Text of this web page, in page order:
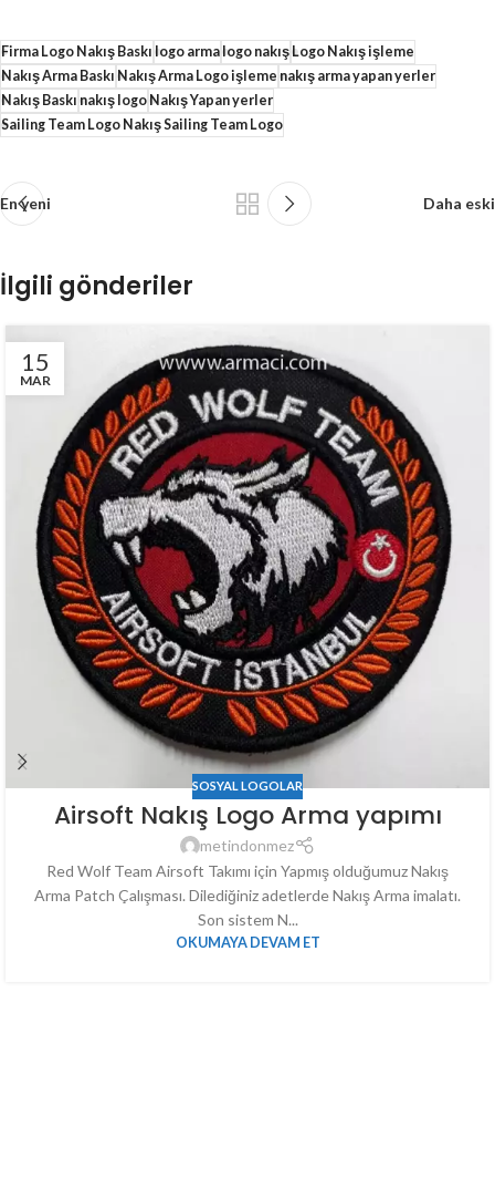
Firma Logo Nakış Baskı logo armalogo nakışLogo Nakış işleme
Nakış Arma Baskı Nakış Arma Logo işleme nakış arma yapan yerler
Nakış Baskı nakış logoNakış Yapan yerler
Sailing Team Logo Nakış Sailing Team Logo
En yeni Daha eski
İlgili gönderiler
15
MAR
SOSYAL LOGOLAR
Airsoft Nakış Logo Arma yapımı
metindonmez
Red Wolf Team Airsoft Takımı için Yapmış olduğumuz Nakış
Arma Patch Çalışması. Dilediğiniz adetlerde Nakış Arma imalatı.
Son sistem N...
OKUMAYA DEVAM ET